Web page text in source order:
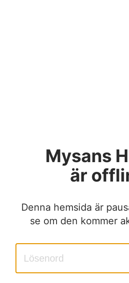
Mysans
är
Denna hemsida är
se om den kommer